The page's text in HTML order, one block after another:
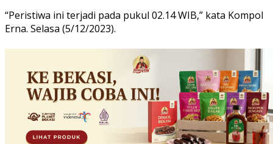
“Peristiwa ini terjadi pada pukul 02.14 WIB,” kata Kompol
Erna. Selasa (5/12/2023).